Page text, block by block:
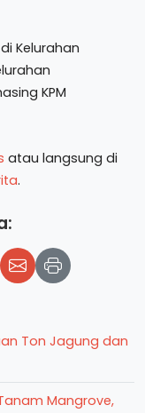
Kelurahan
KPM
atau langsung di
.
Ton Jagung dan
Mangrove,